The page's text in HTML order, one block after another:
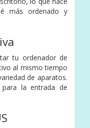
más ordenado y
tu ordenador de
al mismo tiempo
de aparatos.
la entrada de